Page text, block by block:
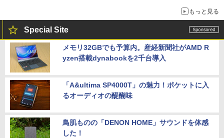
もっと見る
Special Site
メモリ32GBでも予算内。産経新聞社がAMD R
yzen搭載dynabookを2千台導入
「A&ultima SP4000T」の魅力！ポケットに入
るオーディオの醍醐味
鳥肌ものの「DENON HOME」サウンドを体感
した！